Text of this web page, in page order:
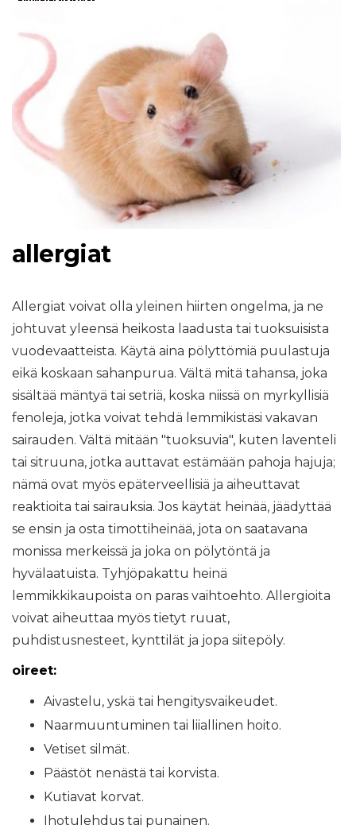
allergiat
Allergiat voivat olla yleinen hiirten ongelma, ja ne
johtuvat yleensä heikosta laadusta tai tuoksuisista
vuodevaatteista. Käytä aina pölyttömiä puulastuja
eikä koskaan sahanpurua. Vältä mitä tahansa, joka
sisältää mäntyä tai setriä, koska niissä on myrkyllisiä
fenoleja, jotka voivat tehdä lemmikistäsi vakavan
sairauden. Vältä mitään "tuoksuvia", kuten laventeli
tai sitruuna, jotka auttavat estämään pahoja hajuja;
nämä ovat myös epäterveellisiä ja aiheuttavat
reaktioita tai sairauksia. Jos käytät heinää, jäädyttää
se ensin ja osta timottiheinää, jota on saatavana
monissa merkeissä ja joka on pölytöntä ja
hyvälaatuista. Tyhjöpakattu heinä
lemmikkikaupoista on paras vaihtoehto. Allergioita
voivat aiheuttaa myös tietyt ruuat,
puhdistusnesteet, kynttilät ja jopa siitepöly.
oireet:
Aivastelu, yskä tai hengitysvaikeudet.
Naarmuuntuminen tai liiallinen hoito.
Vetiset silmät.
Päästöt nenästä tai korvista.
Kutiavat korvat.
Ihotulehdus tai punainen.